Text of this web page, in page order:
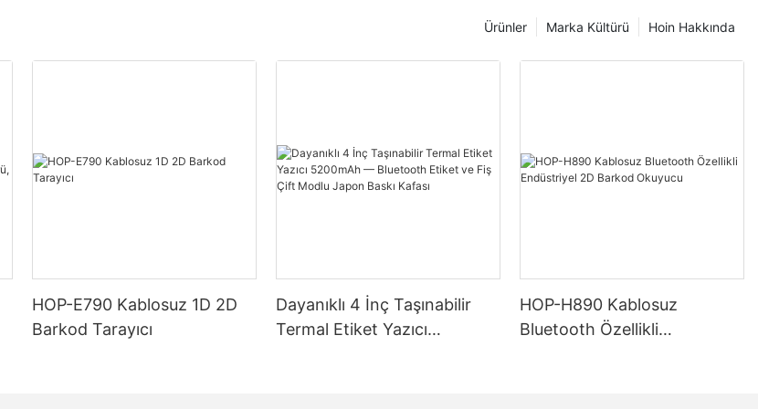
Hoin Hakkında
Marka Kültürü
Ürünler
HOP-E790 Kablosuz 1D 2D
Barkod Tarayıcı
Dayanıklı 4 İnç Taşınabilir
Termal Etiket Yazıcı
HOP-H890 Kablosuz
Bluetooth Özellikli